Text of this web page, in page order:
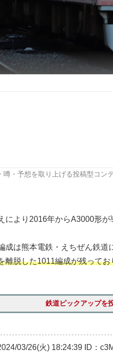
・予想を取り上げる投稿型コン
より2016年からA3000形が
は熊本電鉄・えちぜん鉄道
離脱した1011編成が残ってお
鉄道ピックアップを
03/26(火) 18:24:39 ID：